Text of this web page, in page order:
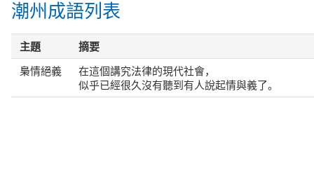
潮州成語列表
主題 摘要
梟情絕義
在這個講究法律的現代社會，
似乎已經很久沒有聽到有人說起情與義了。